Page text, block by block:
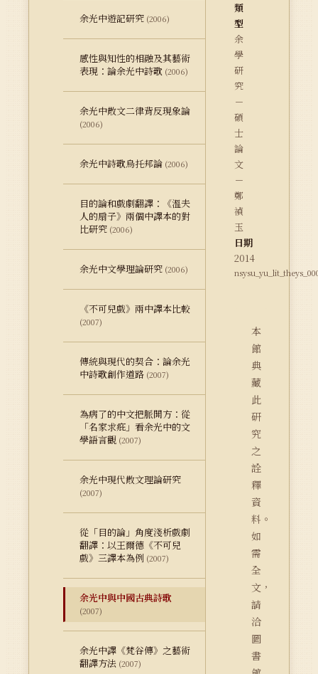
余光中遊記研究 (2006)
感性與知性的相融及其藝術
表現：論余光中詩歌 (2006)
余光中散文二律背反現象論
(2006)
余光中詩歌烏托邦論 (2006)
目的論和戲劇翻譯：《溫夫
人的扇子》兩個中譯本的對
比研究 (2006)
余光中文學理論研究 (2006)
《不可兒戲》兩中譯本比較
(2007)
傳統與現代的契合：論余光
中詩歌創作道路 (2007)
為病了的中文把脈開方：從
「名家求疪」看余光中的文
學語言觀 (2007)
余光中現代散文理論研究
(2007)
從「目的論」角度淺析戲劇
翻譯：以王爾德《不可兒
戲》三譯本為例 (2007)
余光中與中國古典詩歌
(2007)
余光中譯《梵谷傳》之藝術
翻譯方法 (2007)
類
型
余
學
研
究
－
碩
士
論
文
－
鄭
禎
玉
日期
2014
本
館
典
藏
此
研
究
之
詮
釋
資
料。
如
需
全
文，
請
洽
圖
書